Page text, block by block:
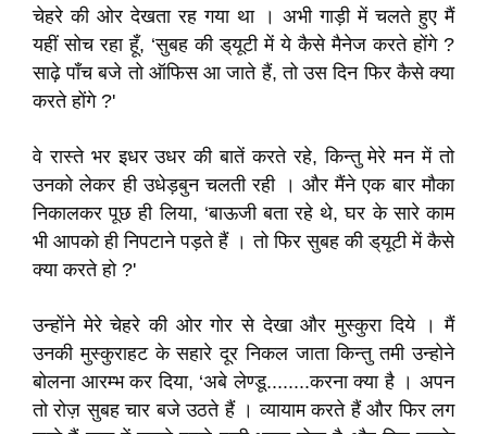
चेहरे की ओर देखता रह गया था । अभी गाड़ी में चलते हुए मैं
यहीं सोच रहा हूँ, ‘सुबह की ड्‌यूटी में ये कैसे मैनेज करते होंगे ?
साढ़े पाँच बजे तो ऑफिस आ जाते हैं, तो उस दिन फिर कैसे क्या
करते होंगे ?'
वे रास्ते भर इधर उधर की बातें करते रहे, किन्तु मेरे मन में तो
उनको लेकर ही उधेड़बुन चलती रही । और मैंने एक बार मौका
निकालकर पूछ ही लिया, ‘बाऊजी बता रहे थे, घर के सारे काम
भी आपको ही निपटाने पड़ते हैं । तो फिर सुबह की ड्‌यूटी में कैसे
क्या करते हो ?'
उन्होंने मेरे चेहरे की ओर गोर से देखा और मुस्कुरा दिये । मैं
उनकी मुस्कुराहट के सहारे दूर निकल जाता किन्तु तमी उन्होने
बोलना आरम्भ कर दिया, ‘अबे लेण्डू........करना क्या है । अपन
तो रोज़ सुबह चार बजे उठते हैं । व्यायाम करते हैं और फिर लग